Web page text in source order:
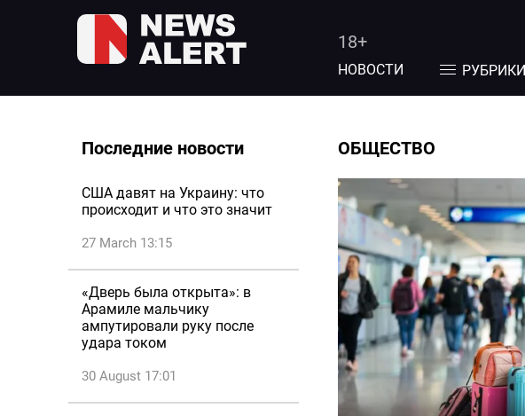
18+
НОВОСТИ РУБРИКИ
Последние новости
США давят на Украину: что
происходит и что это значит
27 March 13:15
«Дверь была открыта»: в
Арамиле мальчику
ампутировали руку после
удара током
30 August 17:01
ОБЩЕСТВО